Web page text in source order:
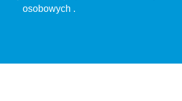
osobowych .